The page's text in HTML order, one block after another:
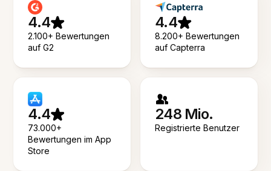
4.4
2.100+ Bewertungen
auf G2
4.4
8.200+ Bewertungen
auf Capterra
4.4
73.000+
Bewertungen im App
Store
248 Mio.
Registrierte Benutzer